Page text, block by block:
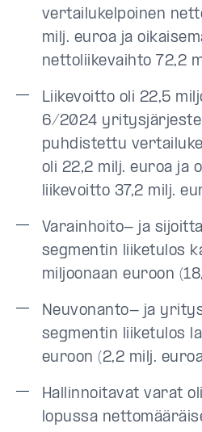
vertailukelpoinen
milj. euroa ja
nettoliikevaihto 72,2
Liikevoitto oli 22,5
6/2024
puhdistettu
oli 22,2 milj. euroa ja
liikevoitto 37,2 milj.
Varainhoito- ja
segmentin liiketulos
miljoonaan euroon
Neuvonanto- ja
segmentin liiketulos
euroon (2,2 milj.
Hallinnoitavat varat
lopussa